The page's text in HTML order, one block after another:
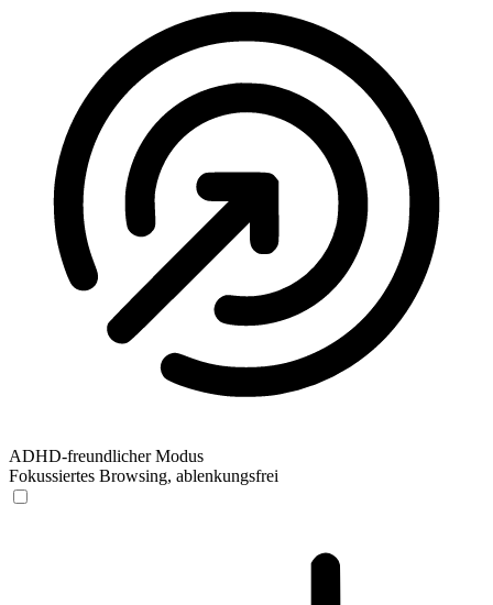
ADHD-freundlicher Modus
Fokussiertes Browsing, ablenkungsfrei